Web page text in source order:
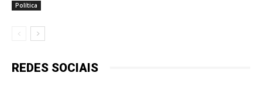
Política
REDES SOCIAIS